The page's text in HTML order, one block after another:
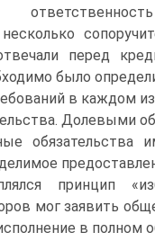
перед
было
в каждом
Долевыми
принцип
мог заявить
в полном